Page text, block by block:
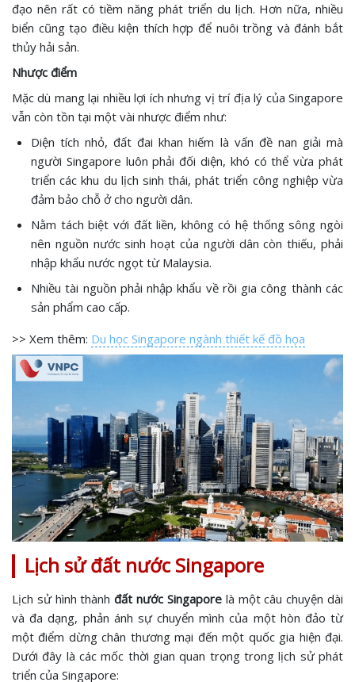
đạo nên rất có tiềm năng phát triển du lịch. Hơn nữa, nhiều
biển cũng tạo điều kiện thích hợp để nuôi trồng và đánh bắt
thủy hải sản.
Nhược điểm
Mặc dù mang lại nhiều lợi ích nhưng vị trí địa lý của Singapore
vẫn còn tồn tại một vài nhược điểm như:
Diện tích nhỏ, đất đai khan hiếm là vấn đề nan giải mà
người Singapore luôn phải đối diện, khó có thể vừa phát
triển các khu du lịch sinh thái, phát triển công nghiệp vừa
đảm bảo chỗ ở cho người dân.
Nằm tách biệt với đất liền, không có hệ thống sông ngòi
nên nguồn nước sinh hoạt của người dân còn thiếu, phải
nhập khẩu nước ngọt từ Malaysia.
Nhiều tài nguồn phải nhập khẩu về rồi gia công thành các
sản phẩm cao cấp.
>> Xem thêm: Du học Singapore ngành thiết kế đồ họa
Lịch sử đất nước Singapore
Lịch sử hình thànhđất nước Singaporelà một câu chuyện dài
và đa dạng, phản ánh sự chuyển mình của một hòn đảo từ
một điểm dừng chân thương mại đến một quốc gia hiện đại.
Dưới đây là các mốc thời gian quan trọng trong lịch sử phát
triển của Singapore: